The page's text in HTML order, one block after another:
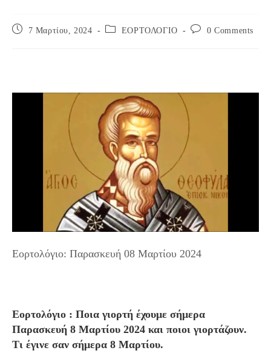
Post
7 Μαρτίου, 2024
Post ΕΟΡΤΟΛΟΓΙΟ
Post 0 Comments
Εορτολόγιο: Παρασκευή 08 Μαρτίου 2024
Εορτολόγιο : Ποια γιορτή έχουμε σήμερα
Παρασκευή 8 Μαρτίου 2024 και ποιοι γιορτάζουν.
Τι έγινε σαν σήμερα 8 Μαρτίου.